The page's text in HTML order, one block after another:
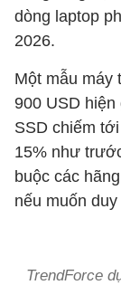
dòng laptop
2026.
Một mẫu máy
900 USD
SSD chiếm
15% như
buộc các
nếu muốn
TrendForce